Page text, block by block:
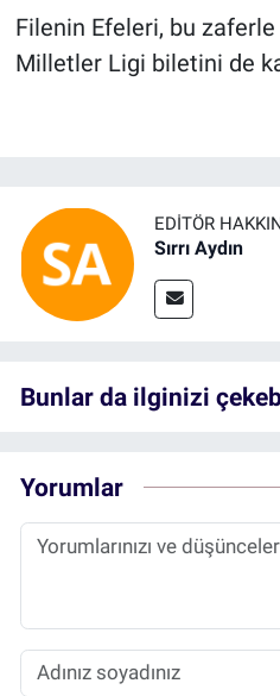
Filenin Efeleri, bu
Milletler Ligi biletini de
EDITÖR
Sırrı Aydın
Bunlar da ilginizi
Yorumlar